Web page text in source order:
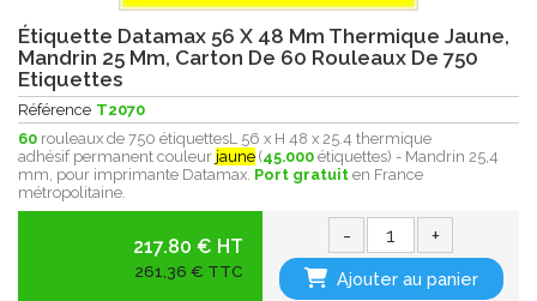
Étiquette Datamax 56 X 48 Mm Thermique Jaune,
Mandrin 25 Mm, Carton De 60 Rouleaux De 750
Etiquettes
Référence T2070
60 rouleaux de 750 étiquettesL 56 x H 48 x 25.4 thermique
adhésif permanent couleur jaune (45.000 étiquettes) - Mandrin 25,4
mm, pour imprimante Datamax. Port gratuit en France
métropolitaine.
217.80 € HT
261,36 € TTC
- +
Ajouter au panier